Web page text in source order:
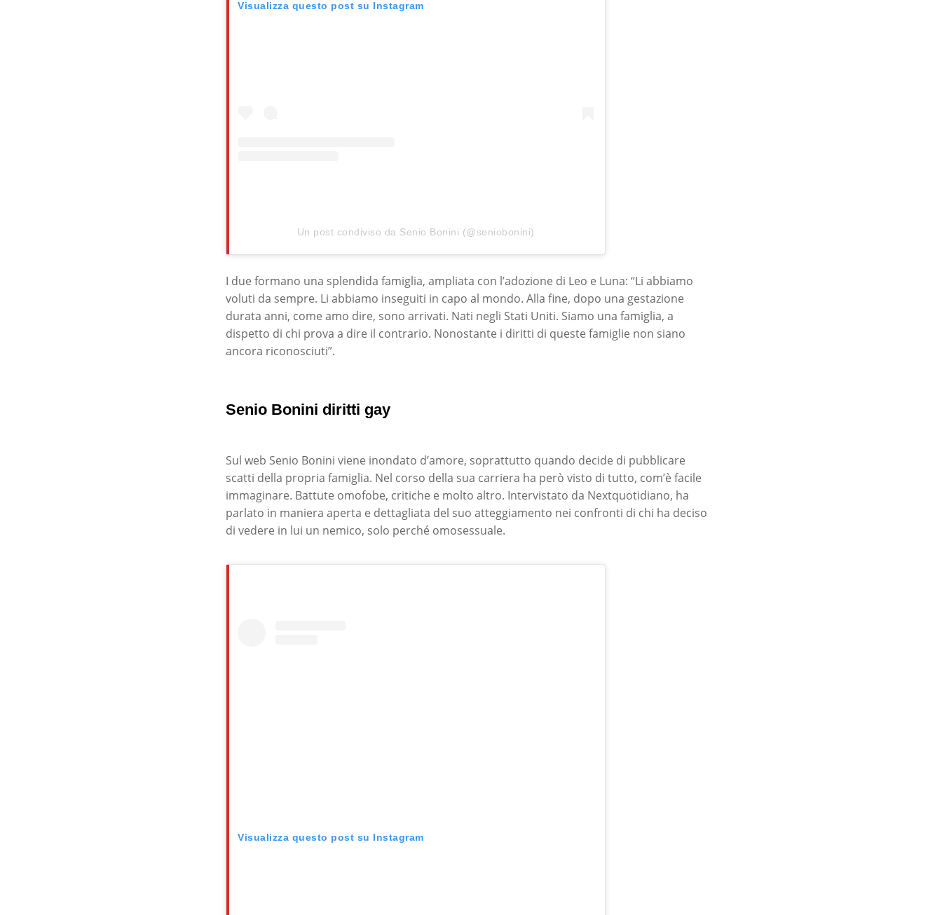
Visualizza questo post su Instagram
Un post condiviso da Senio Bonini (@seniobonini)
I due formano una splendida famiglia, ampliata con l’adozione di Leo e Luna: “Li abbiamo
voluti da sempre. Li abbiamo inseguiti in capo al mondo. Alla fine, dopo una gestazione
durata anni, come amo dire, sono arrivati. Nati negli Stati Uniti. Siamo una famiglia, a
dispetto di chi prova a dire il contrario. Nonostante i diritti di queste famiglie non siano
ancora riconosciuti”.
Senio Bonini diritti gay
Sul web Senio Bonini viene inondato d’amore, soprattutto quando decide di pubblicare
scatti della propria famiglia. Nel corso della sua carriera ha però visto di tutto, com’è facile
immaginare. Battute omofobe, critiche e molto altro. Intervistato da Nextquotidiano, ha
parlato in maniera aperta e dettagliata del suo atteggiamento nei confronti di chi ha deciso
di vedere in lui un nemico, solo perché omosessuale.
Visualizza questo post su Instagram